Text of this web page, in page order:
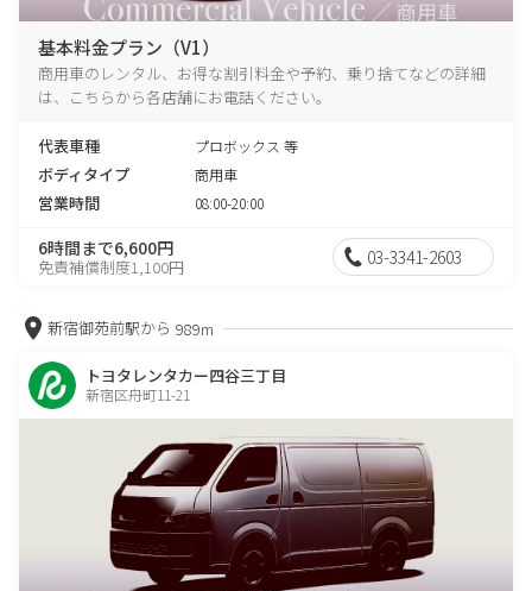
基本料金プラン（V1）
商用車のレンタル、お得な割引料金や予約、乗り捨てなどの詳細
は、こちらから各店舗にお電話ください。
代表車種 プロボックス 等
ボディタイプ 商用車
営業時間 08:00-20:00
6時間まで6,600円
免責補償制度1,100円 03-3341-2603
新宿御苑前駅から 989m
トヨタレンタカー四谷三丁目
新宿区舟町11-21